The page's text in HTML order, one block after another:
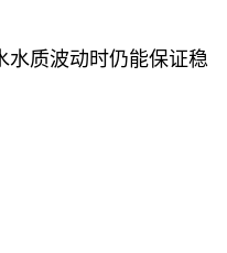
水质波动时仍能保证稳